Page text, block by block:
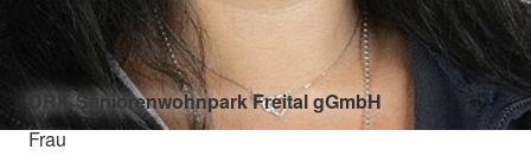
DRK Seniorenwohnpark Freital gGmbH
Frau